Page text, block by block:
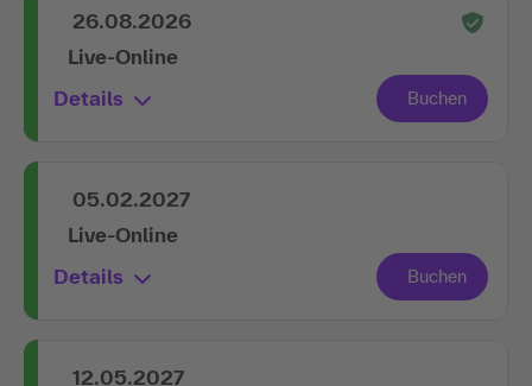
26.08.2026
Live-Online
Details
05.02.2027
Live-Online
Details
12.05.2027